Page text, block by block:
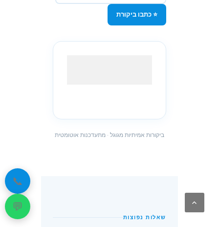
⭐ כתבו ביקורת
ביקורות אמיתיות מגוגל · מתעדכנות אוטומטית
שאלות נפוצות
📞
💬